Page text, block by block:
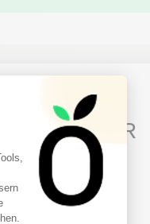
ON YOUR
ORDER
your discount.